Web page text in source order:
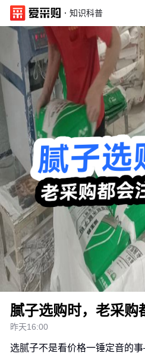
· 知识科普
腻子选购时，老采购
昨天16:00
选腻子不是看价格一锤定音的